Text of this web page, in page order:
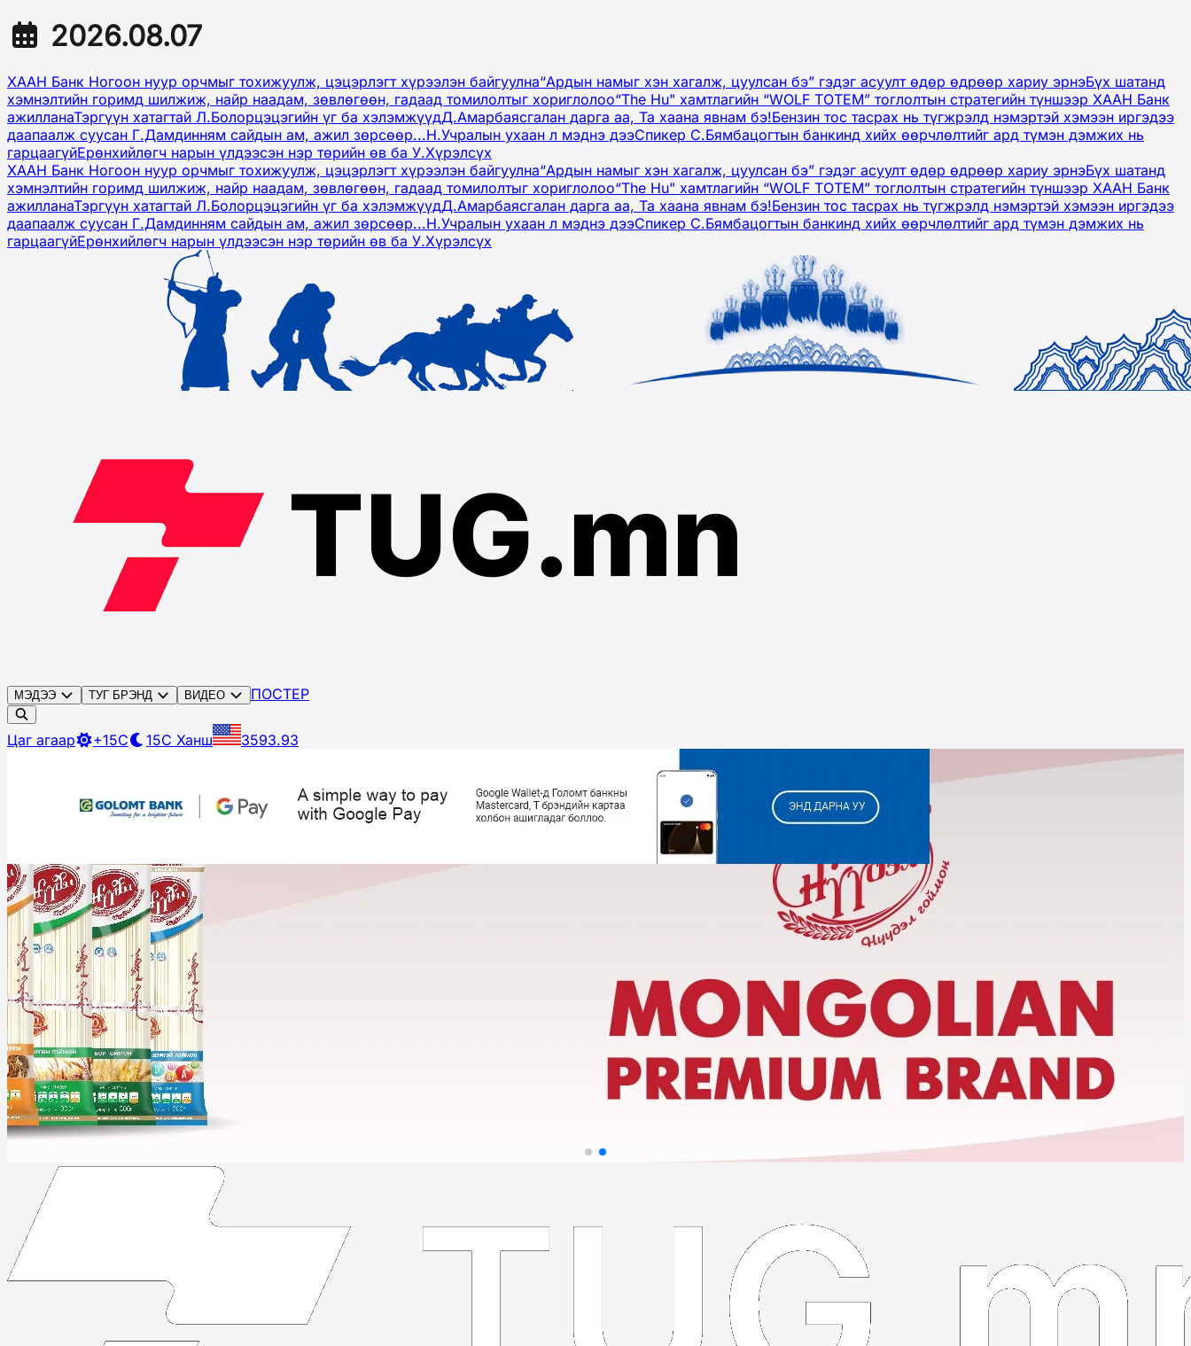
2026.08.07
ХААН Банк Ногоон нуур орчмыг тохижуулж, цэцэрлэгт хүрээлэн байгуулна“Ардын намыг хэн хагалж, цуулсан бэ” гэдэг асуулт өдөр өдрөөр хариу эрнэБүх шатанд
хэмнэлтийн горимд шилжиж, найр наадам, зөвлөгөөн, гадаад томилолтыг хориглолоо“The Hu" хамтлагийн “WOLF TOTEM” тоглолтын стратегийн түншээр ХААН Банк
ажилланаТэргүүн хатагтай Л.Болорцэцэгийн үг ба хэлэмжүүдД.Амарбаясгалан дарга аа, Та хаана явнам бэ!Бензин тос тасрах нь түгжрэлд нэмэртэй хэмээн иргэдээ
даапаалж суусан Г.Дамдинням сайдын ам, ажил зөрсөөр...Н.Учралын ухаан л мэднэ дээСпикер С.Бямбацогтын банкинд хийх өөрчлөлтийг ард түмэн дэмжих нь
гарцаагүйЕрөнхийлөгч нарын үлдээсэн нэр төрийн өв ба У.Хүрэлсүх
ХААН Банк Ногоон нуур орчмыг тохижуулж, цэцэрлэгт хүрээлэн байгуулна“Ардын намыг хэн хагалж, цуулсан бэ” гэдэг асуулт өдөр өдрөөр хариу эрнэБүх шатанд
хэмнэлтийн горимд шилжиж, найр наадам, зөвлөгөөн, гадаад томилолтыг хориглолоо“The Hu" хамтлагийн “WOLF TOTEM” тоглолтын стратегийн түншээр ХААН Банк
ажилланаТэргүүн хатагтай Л.Болорцэцэгийн үг ба хэлэмжүүдД.Амарбаясгалан дарга аа, Та хаана явнам бэ!Бензин тос тасрах нь түгжрэлд нэмэртэй хэмээн иргэдээ
даапаалж суусан Г.Дамдинням сайдын ам, ажил зөрсөөр...Н.Учралын ухаан л мэднэ дээСпикер С.Бямбацогтын банкинд хийх өөрчлөлтийг ард түмэн дэмжих нь
гарцаагүйЕрөнхийлөгч нарын үлдээсэн нэр төрийн өв ба У.Хүрэлсүх
МЭДЭЭ ТУГ БРЭНД ВИДЕО ПОСТЕР
Цаг агаар +15C 15C Ханш 3593.93